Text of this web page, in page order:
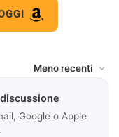
Google o Apple